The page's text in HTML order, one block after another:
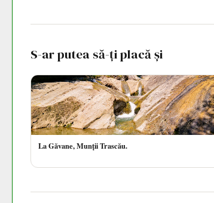
S-ar putea să-ți placă și
La Găvane, Munții Trascău.